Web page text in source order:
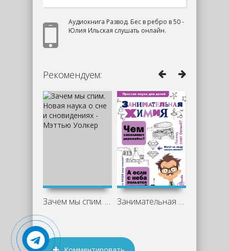
Аудиокнига Развод. Бес в ребро в 50 -
Юлия Ильская слушать онлайн.
Рекомендуем:
Зачем мы спим. Новая наука о сне и Занимательная химия - Людмила Савина